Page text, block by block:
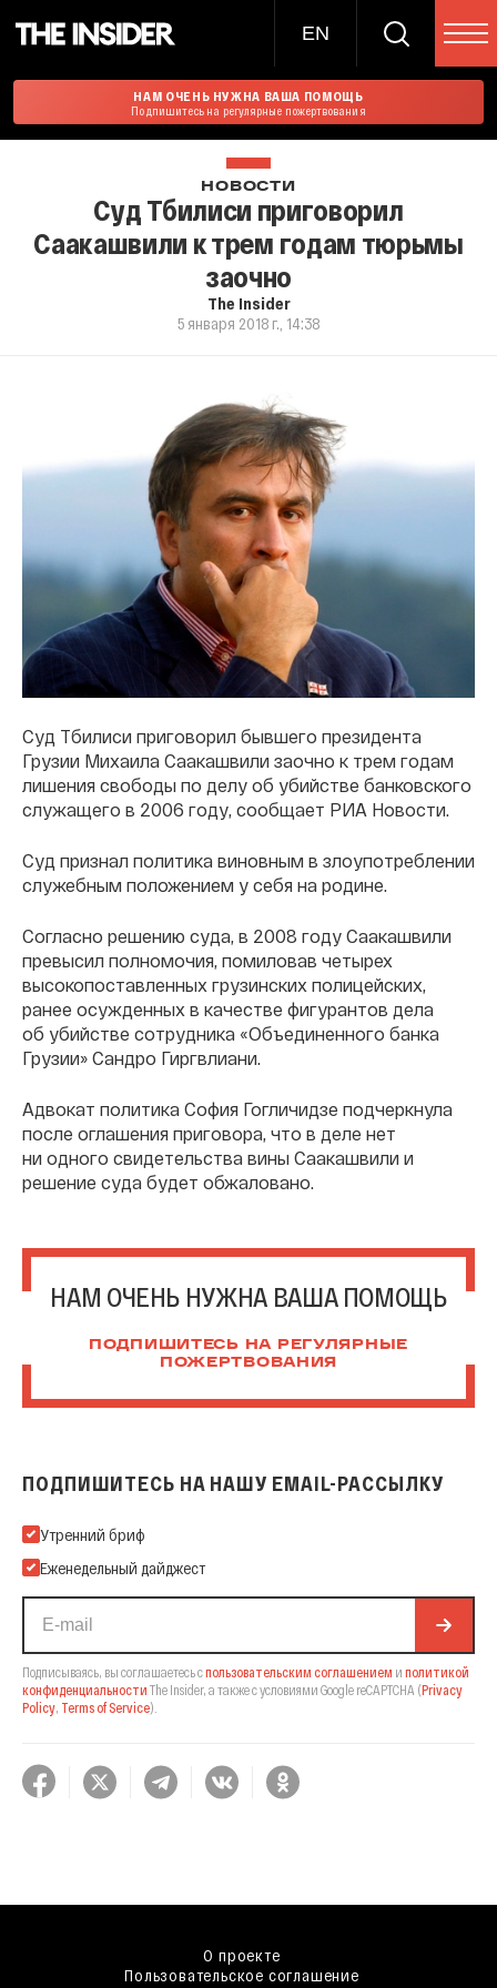
EN
НАМ ОЧЕНЬ НУЖНА ВАША ПОМОЩЬ
Подпишитесь на регулярные пожертвования
НОВОСТИ
Суд Тбилиси приговорил
Саакашвили к трем годам тюрьмы
заочно
The Insider
5 января 2018 г., 14:38
Суд Тбилиси приговорил бывшего президента
Грузии Михаила Саакашвили заочно к трем годам
лишения свободы по делу об убийстве банковского
служащего в 2006 году, сообщает РИА Новости.
Суд признал политика виновным в злоупотреблении
служебным положением у себя на родине.
Согласно решению суда, в 2008 году Саакашвили
превысил полномочия, помиловав четырех
высокопоставленных грузинских полицейских,
ранее осужденных в качестве фигурантов дела
об убийстве сотрудника «Объединенного банка
Грузии» Сандро Гиргвлиани.
Адвокат политика София Гогличидзе подчеркнула
после оглашения приговора, что в деле нет
ни одного свидетельства вины Саакашвили и
решение суда будет обжаловано.
НАМ ОЧЕНЬ НУЖНА ВАША ПОМОЩЬ
ПОДПИШИТЕСЬ НА РЕГУЛЯРНЫЕ
ПОЖЕРТВОВАНИЯ
ПОДПИШИТЕСЬ НА НАШУ EMAIL-РАССЫЛКУ
Подпишитесь на нашу Email-рассылку
Утренний бриф
Еженедельный дайджест
Подписываясь, вы соглашаетесь спользовательским соглашением и политикой
конфиденциальности The Insider, а также с условиями Google reCAPTCHA (Privacy
Policy, Terms of Service).
О проекте
Пользовательское соглашение